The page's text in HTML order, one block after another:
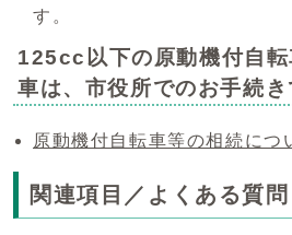
す。
125cc以下の原動機付自
車は、市役所でのお手続き
原動機付自転車等の相続につ
関連項目／よくある質問